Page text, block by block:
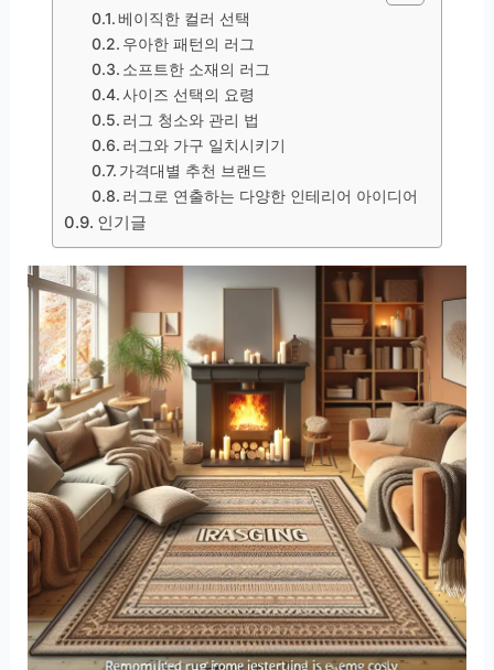
베이직한 컬러 선택
우아한 패턴의 러그
소프트한 소재의 러그
사이즈 선택의 요령
러그 청소와 관리 법
러그와 가구 일치시키기
가격대별 추천 브랜드
러그로 연출하는 다양한 인테리어 아이디어
인기글